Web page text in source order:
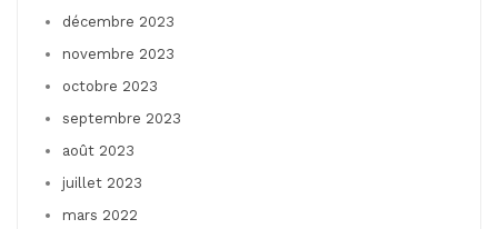
décembre 2023
novembre 2023
octobre 2023
septembre 2023
août 2023
juillet 2023
mars 2022